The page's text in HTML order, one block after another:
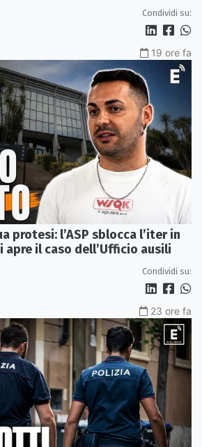
Condividi su:
19 ore fa
protesi: l’ASP sblocca l’iter in
apre il caso dell’Ufficio ausili
Condividi su:
23 ore fa